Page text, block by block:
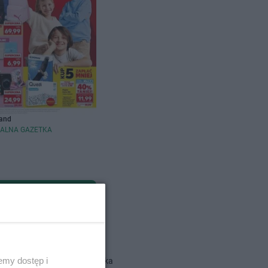
GAZETKA
Action gazetka
dostęp i